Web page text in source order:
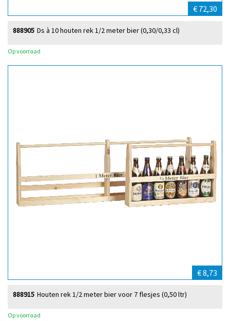
€ 72,30
Ds à 10 houten rek 1/2 meter bier (0,30/0,33 cl)
888905
Op voorraad
€ 8,73
Houten rek 1/2 meter bier voor 7 flesjes (0,50 ltr)
888915
Op voorraad